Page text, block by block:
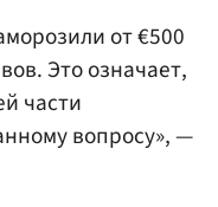
от €500
Это означает,
части
вопросу», —